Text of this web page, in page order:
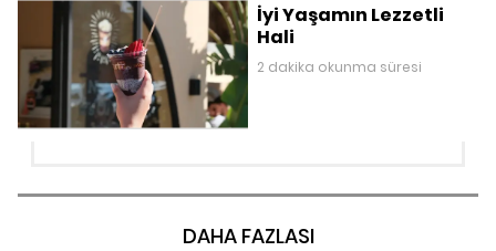
İyi Yaşamın Lezzetli
Hali
2 dakika okunma süresi
DAHA FAZLASI